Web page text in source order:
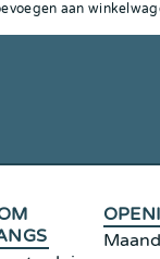
aan